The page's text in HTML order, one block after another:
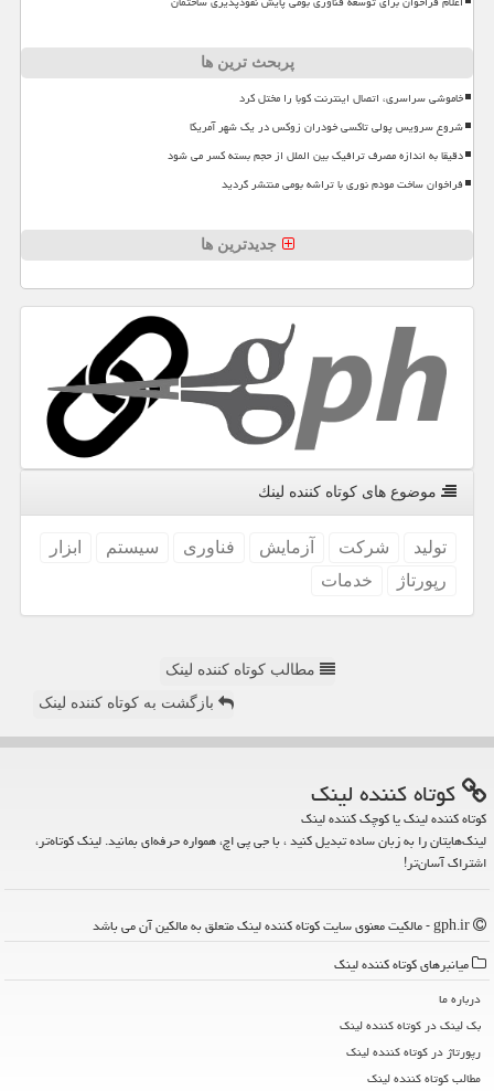
پربحث ترین ها
خاموشی سراسری، اتصال اینترنت کوبا را مختل کرد
شروع سرویس پولی تاکسی خودران زوکس در یک شهر آمریکا
دقیقا به اندازه مصرف ترافیک بین الملل از حجم بسته کسر می شود
فراخوان ساخت مودم نوری با تراشه بومی منتشر گردید
جدیدترین ها
موضوع های كوتاه كننده لینك
تولید شركت آزمایش فناوری سیستم
ابزار
رپورتاژ
خدمات
مطالب کوتاه کننده لینک
بازگشت به کوتاه کننده لینک
كوتاه كننده لینك
کوتاه کننده لینک یا کوچک کننده لینک
لینک‌هایتان را به زبان ساده تبدیل کنید ، با جی پی اچ، همواره حرفه‌ای بمانید. لینک کوتاه‌تر،
اشتراک آسان‌تر!
میانبرهای كوتاه كننده لینك
درباره ما
بک لینک در كوتاه كننده لینك
رپورتاژ در كوتاه كننده لینك
مطالب كوتاه كننده لینك